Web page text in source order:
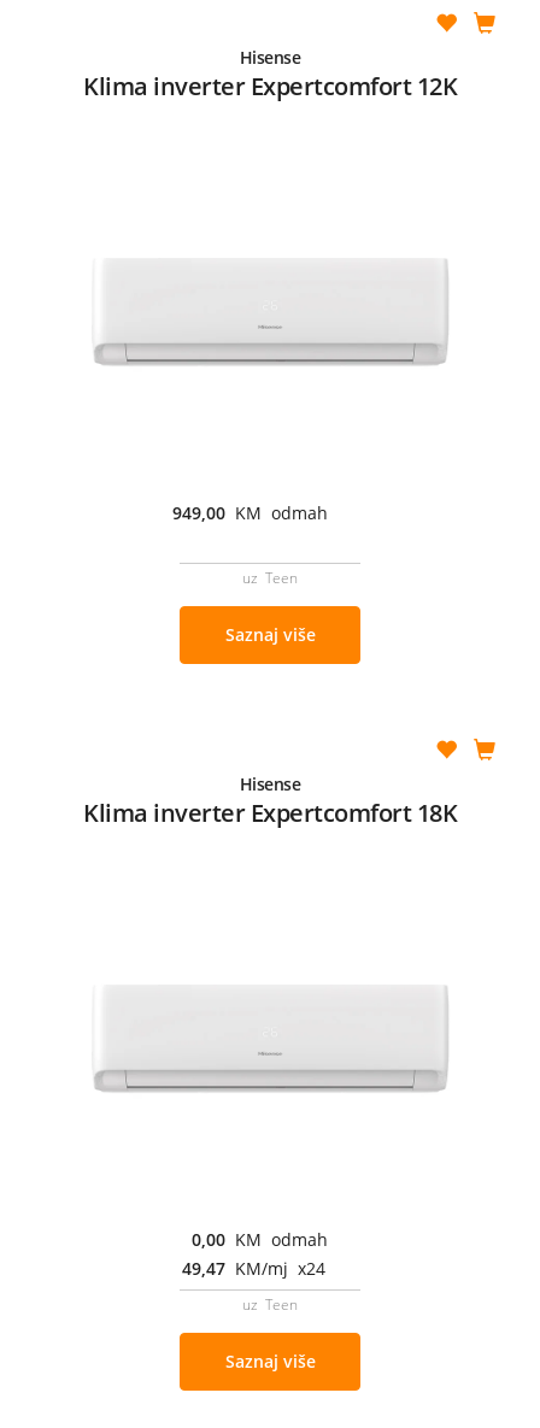
Hisense
Klima inverter Expertcomfort 12K
949,00 KM odmah
uz Teen
Saznaj više
Hisense
Klima inverter Expertcomfort 18K
0,00 KM odmah
49,47 KM/mj x24
uz Teen
Saznaj više